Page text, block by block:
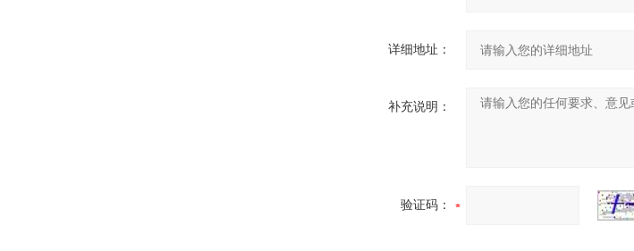
详细地址：
补充说明：
验证码：